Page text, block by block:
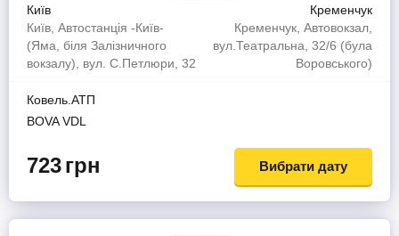
Київ
Кременчук
Київ, Автостанція -Київ-
(Яма, біля Залізничного
вокзалу), вул. С.Петлюри, 32
Кременчук, Автовокзал,
вул.Театральна, 32/6 (була
Воровського)
Ковель.АТП
BOVA VDL
723грн Вибрати дату